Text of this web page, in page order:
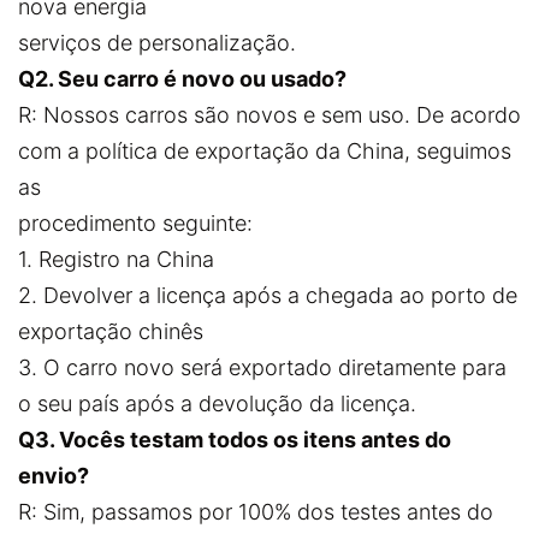
nova energia
serviços de personalização.
Q2. Seu carro é novo ou usado?
R: Nossos carros são novos e sem uso. De acordo
com a política de exportação da China, seguimos
as
procedimento seguinte:
1. Registro na China
2. Devolver a licença após a chegada ao porto de
exportação chinês
3. O carro novo será exportado diretamente para
o seu país após a devolução da licença.
Q3. Vocês testam todos os itens antes do
envio?
R: Sim, passamos por 100% dos testes antes do